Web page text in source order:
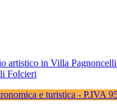
artistico in Villa
Folcieri
e turistica - P.IVA